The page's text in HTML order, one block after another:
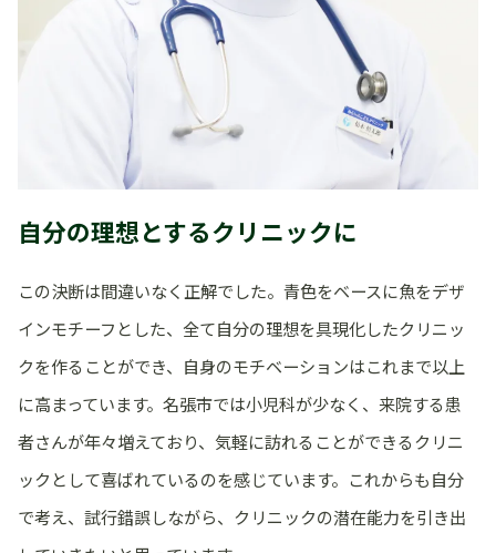
自分の理想とするクリニックに
この決断は間違いなく正解でした。青色をベースに魚をデザ
インモチーフとした、全て自分の理想を具現化したクリニッ
クを作ることができ、自身のモチベーションはこれまで以上
に高まっています。名張市では小児科が少なく、来院する患
者さんが年々増えており、気軽に訪れることができるクリニ
ックとして喜ばれているのを感じています。これからも自分
で考え、試行錯誤しながら、クリニックの潜在能力を引き出